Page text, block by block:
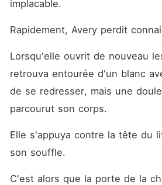
implacable.
Rapidement, Avery perdit
Lorsqu'elle ouvrit de nouveau
retrouva entourée d'un blanc
de se redresser, mais une
parcourut son corps.
Elle s'appuya contre la tête du
son souffle.
C'est alors que la porte de la